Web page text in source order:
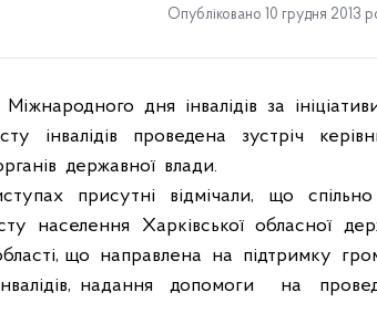
Опубліковано 10 грудня 2013
Міжнародного дня інвалідів за
інвалідів проведена зустріч
державної влади.
присутні відмічали, що спільно
населення Харківської обласної
що направлена на підтримку
надання допомоги на